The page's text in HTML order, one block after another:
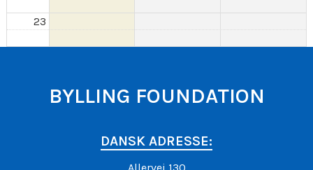
23
BYLLING FOUNDATION
DANSK ADRESSE:
Allervej 130